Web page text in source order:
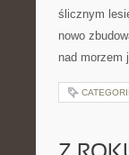
ślicznym
nowo
nad morzem